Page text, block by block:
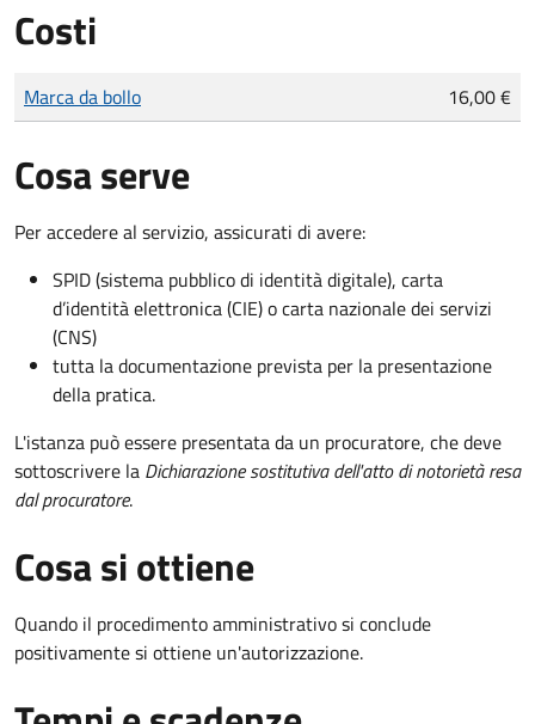
Costi
Tipo di pagamento
Importo
Marca da bollo 16,00 €
Cosa serve
Per accedere al servizio, assicurati di avere:
SPID (sistema pubblico di identità digitale), carta
d’identità elettronica (CIE) o carta nazionale dei servizi
(CNS)
tutta la documentazione prevista per la presentazione
della pratica.
L'istanza può essere presentata da un procuratore, che deve
sottoscrivere la Dichiarazione sostitutiva dell'atto di notorietà resa
dal procuratore.
Cosa si ottiene
Quando il procedimento amministrativo si conclude
positivamente si ottiene un'autorizzazione.